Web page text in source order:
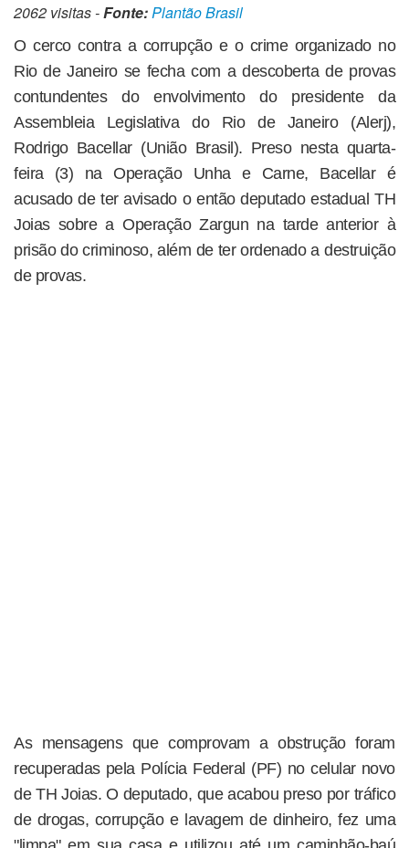
2062 visitas -Fonte: Plantão Brasil
O cerco contra a corrupção e o crime organizado no
Rio de Janeiro se fecha com a descoberta de provas
contundentes do envolvimento do presidente da
Assembleia Legislativa do Rio de Janeiro (Alerj),
Rodrigo Bacellar (União Brasil). Preso nesta quarta-
feira (3) na Operação Unha e Carne, Bacellar é
acusado de ter avisado o então deputado estadual TH
Joias sobre a Operação Zargun na tarde anterior à
prisão do criminoso, além de ter ordenado a destruição
de provas.
As mensagens que comprovam a obstrução foram
recuperadas pela Polícia Federal (PF) no celular novo
de TH Joias. O deputado, que acabou preso por tráfico
de drogas, corrupção e lavagem de dinheiro, fez uma